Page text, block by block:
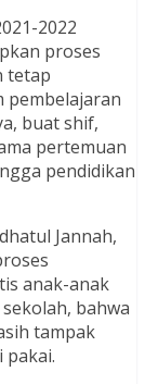
2022
proses
tetap
pembelajaran
buat shif,
pertemuan
pendidikan
Jannah,
anak-anak
bahwa
tampak
pakai.